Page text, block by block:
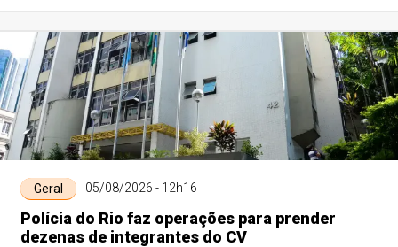
Geral 05/08/2026 - 12h16
Polícia do Rio faz operações para prender
dezenas de integrantes do CV